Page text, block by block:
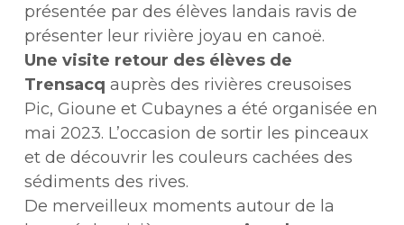
présentée par des élèves landais ravis de
présenter leur rivière joyau en canoë.
Une visite retour des élèves de
Trensacq auprès des rivières creusoises
Pic, Gioune et Cubaynes a été organisée en
mai 2023. L’occasion de sortir les pinceaux
et de découvrir les couleurs cachées des
sédiments des rives.
De merveilleux moments autour de la